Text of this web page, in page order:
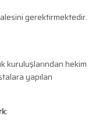
gerektirmektedir.
kuruluşlarından hekim
yapılan
: